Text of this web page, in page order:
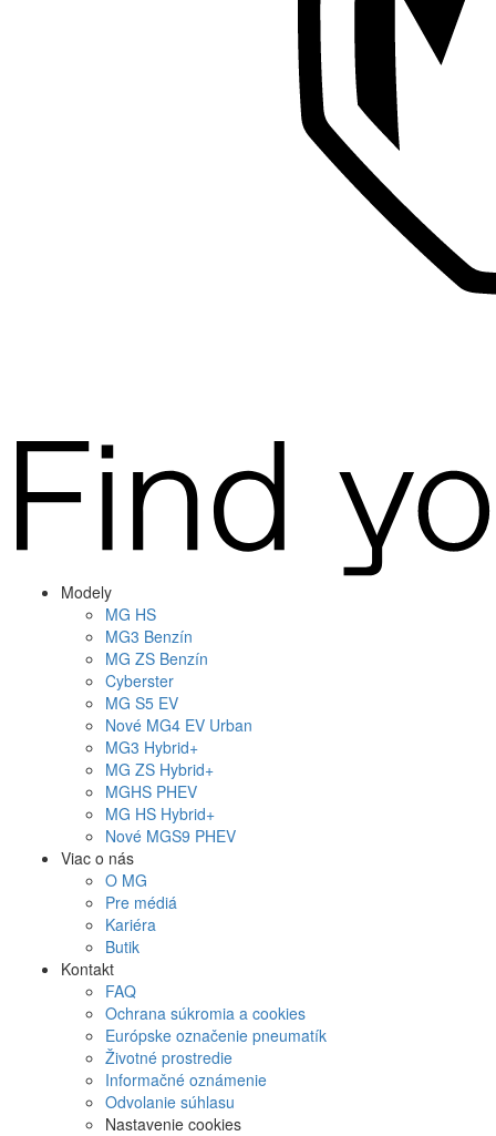
Modely
MG HS
MG3 Benzín
MG ZS Benzín
Cyberster
MG S5 EV
Nové MG4 EV Urban
MG3 Hybrid+
MG ZS Hybrid+
MGHS PHEV
MG HS Hybrid+
Nové MGS9 PHEV
Viac o nás
O MG
Pre médiá
Kariéra
Butik
Kontakt
FAQ
Ochrana súkromia a cookies
Európske označenie pneumatík
Životné prostredie
Informačné oznámenie
Odvolanie súhlasu
Nastavenie cookies